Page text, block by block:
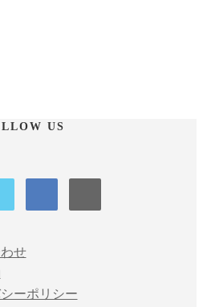
US
せ
ーポリシー